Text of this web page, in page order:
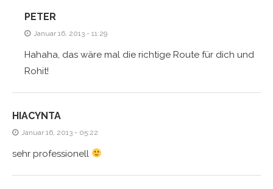
PETER
Januar 16, 2013 - 11:29
Hahaha, das wäre mal die richtige Route für dich und
Rohit!
HIACYNTA
Januar 16, 2013 - 05:22
sehr professionell